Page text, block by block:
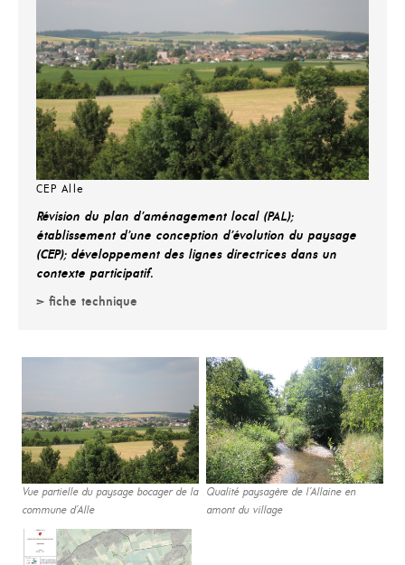
CEP Alle
Révision du plan d’aménagement local (PAL);
établissement d’une conception d’évolution du paysage
(CEP); développement des lignes directrices dans un
contexte participatif.
> fiche technique
Vue partielle du paysage bocager de la
commune d’Alle
Qualité paysagère de l’Allaine en
amont du village